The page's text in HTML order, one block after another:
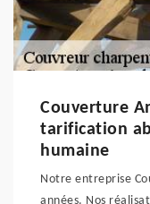
Couverture
tarification
humaine
Notre entreprise
années. Nos